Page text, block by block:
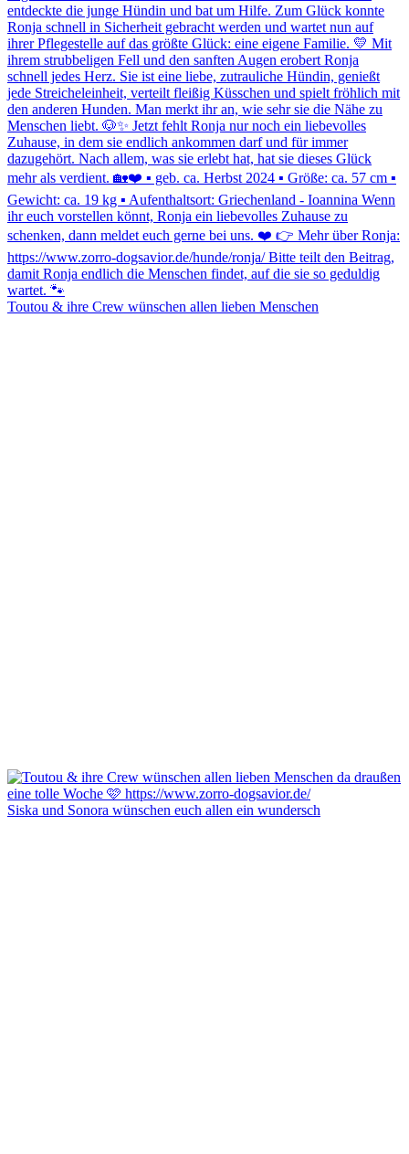
Toutou & ihre Crew wünschen allen lieben Menschen
Siska und Sonora wünschen euch allen ein wundersch